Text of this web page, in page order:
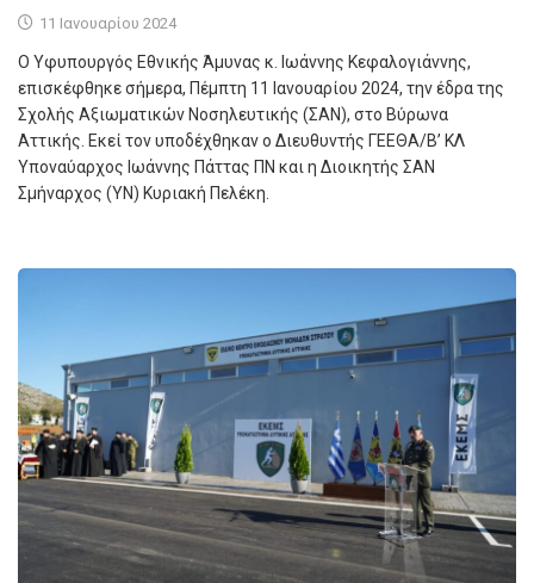
11 Ιανουαρίου 2024
Ο Υφυπουργός Εθνικής Άμυνας κ. Ιωάννης Κεφαλογιάννης,
επισκέφθηκε σήμερα, Πέμπτη 11 Ιανουαρίου 2024, την έδρα της
Σχολής Αξιωματικών Νοσηλευτικής (ΣΑΝ), στο Βύρωνα
Αττικής. Εκεί τον υποδέχθηκαν ο Διευθυντής ΓΕΕΘΑ/Β’ ΚΛ
Υποναύαρχος Ιωάννης Πάττας ΠΝ και η Διοικητής ΣΑΝ
Σμήναρχος (ΥΝ) Κυριακή Πελέκη.